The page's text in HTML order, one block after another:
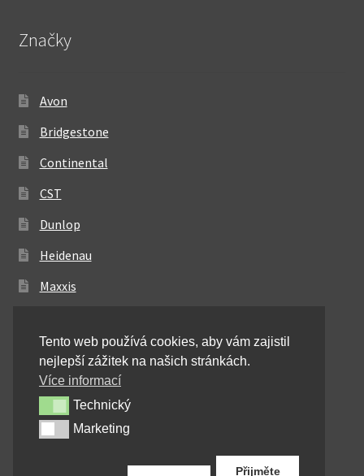
Značky
Avon
Bridgestone
Continental
CST
Dunlop
Heidenau
Maxxis
Michelin
Mitas
Pirelli
Shinko
Tento web používá cookies, aby vám zajistil
nejlepší zážitek na našich stránkách.
Více informací
TechnickýTechnický
MarketingMarketing
Přijměte